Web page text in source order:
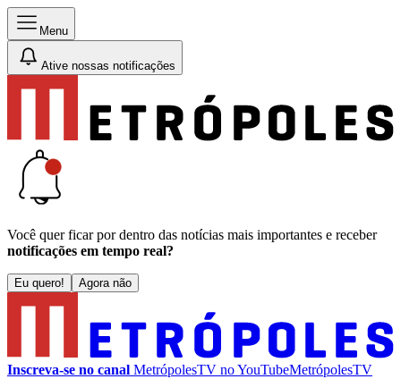
Menu
Ative nossas notificações
Você quer ficar por dentro das notícias mais importantes e receber
notificações em tempo real?
Eu quero! Agora não
Inscreva-se no canal MetrópolesTV noYouTubeMetrópolesTV